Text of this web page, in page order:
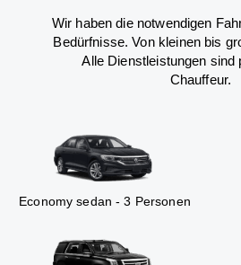
Wir haben die notwendigen
Bedürfnisse. Von kleinen bis
Alle Dienstleistungen sind
Chauffeur.
Economy sedan - 3 Personen